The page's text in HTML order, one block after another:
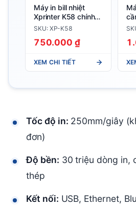
Máy in bill nhiệt
Xprinter K58 chính
hãng
SKU: XP-K58
750.000 ₫
XEM CHI TIẾT
Tốc độ in: 250mm/giây
đơn)
Độ bền: 30 triệu dòng in,
thép
Kết nối: USB, Ethernet,